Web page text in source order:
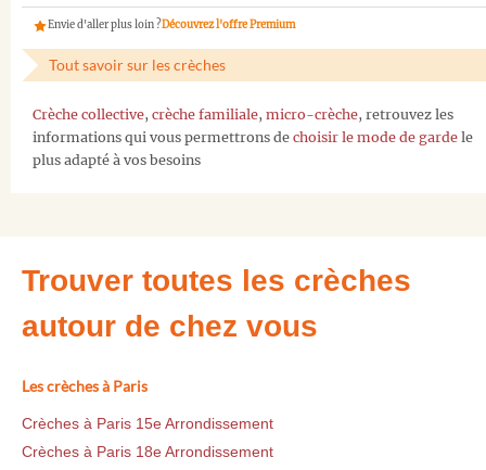
Envie d'aller plus loin ?Découvrez l'offre Premium
Tout savoir sur les crèches
Crèche collective, crèche familiale, micro-crèche, retrouvez les
informations qui vous permettrons de choisir le mode de garde le
plus adapté à vos besoins
Trouver toutes les crèches
autour de chez vous
Les crèches à Paris
Crèches à Paris 15e Arrondissement
Crèches à Paris 18e Arrondissement